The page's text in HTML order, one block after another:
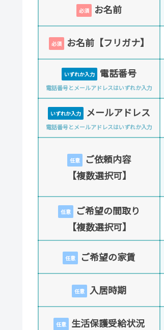
必須 お名前
必須 お名前【フリガナ】
いずれか入力 電話番号
電話番号とメールアドレスはいずれか入力
いずれか入力 メールアドレス
電話番号とメールアドレスはいずれか入力
任意
ご依頼内容
【複数選択可】
任意
ご希望の間取り
【複数選択可】
任意 ご希望の家賃
任意 入居時期
任意 生活保護受給状況